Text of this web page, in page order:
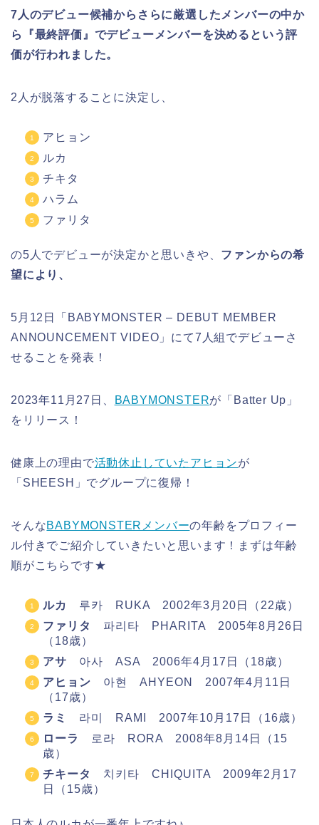
7人のデビュー候補からさらに厳選したメンバーの中か
ら『最終評価』でデビューメンバーを決めるという評
価が行われました。
2人が脱落することに決定し、
アヒョン
ルカ
チキタ
ハラム
ファリタ
の5人でデビューが決定かと思いきや、 ファンからの希
望により、
5月12日「BABYMONSTER – DEBUT MEMBER
ANNOUNCEMENT VIDEO」にて7人組でデビューさ
せることを発表！
2023年11月27日、 BABYMONSTERが「Batter Up」
をリリース！
健康上の理由で活動休止していたアヒョンが
「SHEESH」でグループに復帰！
そんなBABYMONSTERメンバーの年齢をプロフィー
ル付きでご紹介していきたいと思います！まずは年齢
順がこちらです★
ルカ 루카 RUKA 2002年3月20日（22歳）
ファリタ 파리타 PHARITA 2005年8月26日
（18歳）
アサ 아사 ASA 2006年4月17日（18歳）
アヒョン 아현 AHYEON 2007年4月11日
（17歳）
ラミ 라미 RAMI 2007年10月17日（16歳）
ローラ
로라 RORA 2008年8月14日（15
歳）
チキータ 치키타 CHIQUITA 2009年2月17
日（15歳）